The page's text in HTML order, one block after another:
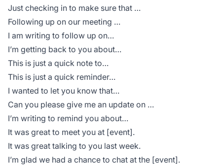
Just checking in to make sure that …
Following up on our meeting …
I am writing to follow up on…
I’m getting back to you about…
This is just a quick note to…
This is just a quick reminder…
I wanted to let you know that…
Can you please give me an update on …
I’m writing to remind you about…
It was great to meet you at [event].
It was great talking to you last week.
I’m glad we had a chance to chat at the [event].